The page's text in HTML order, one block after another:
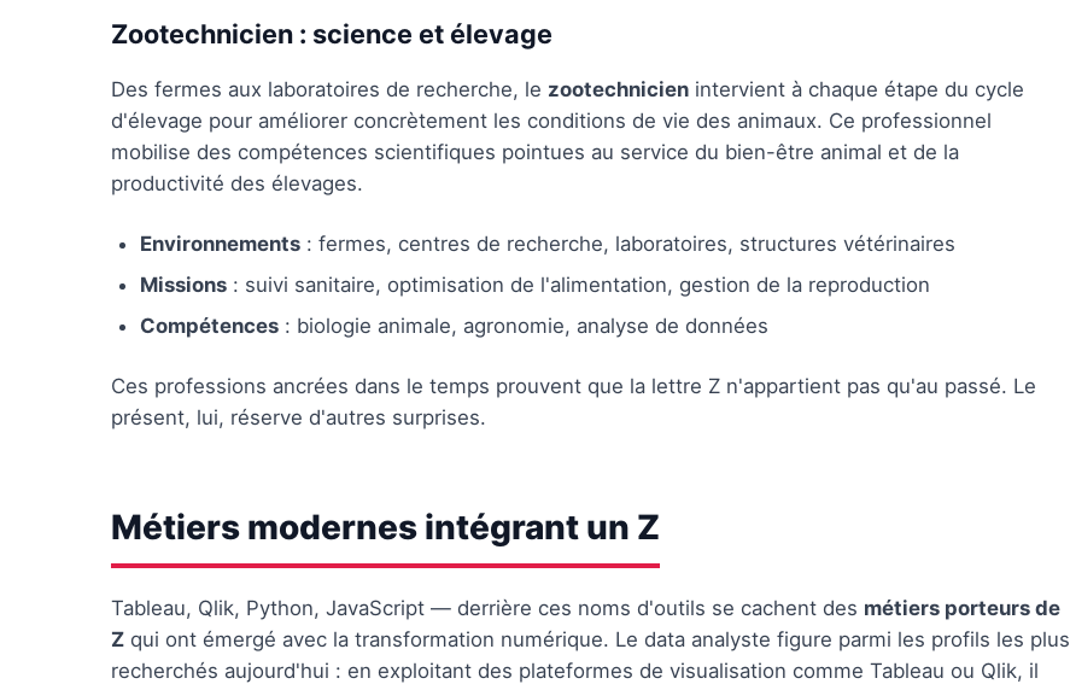
Zootechnicien : science et élevage
Des fermes aux laboratoires de recherche, le zootechnicien intervient à chaque étape du cycle
d'élevage pour améliorer concrètement les conditions de vie des animaux. Ce professionnel
mobilise des compétences scientifiques pointues au service du bien-être animal et de la
productivité des élevages.
Environnements : fermes, centres de recherche, laboratoires, structures vétérinaires
Missions : suivi sanitaire, optimisation de l'alimentation, gestion de la reproduction
Compétences : biologie animale, agronomie, analyse de données
Ces professions ancrées dans le temps prouvent que la lettre Z n'appartient pas qu'au passé. Le
présent, lui, réserve d'autres surprises.
Métiers modernes intégrant un Z
Tableau, Qlik, Python, JavaScript — derrière ces noms d'outils se cachent des métiers porteurs de
Z qui ont émergé avec la transformation numérique. Le data analyste figure parmi les profils les plus
recherchés aujourd'hui : en exploitant des plateformes de visualisation comme Tableau ou Qlik, il